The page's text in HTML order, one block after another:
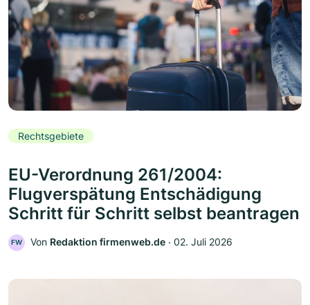
Rechtsgebiete
EU-Verordnung 261/2004:
Flugverspätung Entschädigung
Schritt für Schritt selbst beantragen
FW Von Redaktion firmenweb.de ‧ 02. Juli 2026